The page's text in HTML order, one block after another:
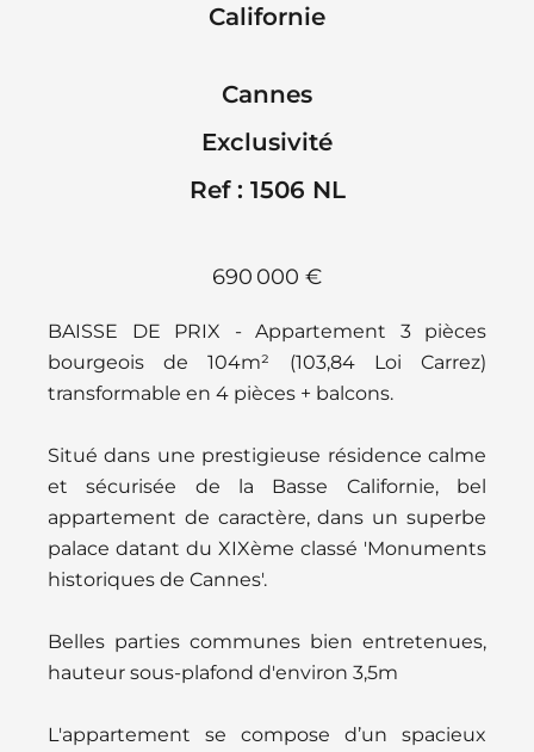
Californie
Cannes
Exclusivité
Ref : 1506 NL
690 000 €
BAISSE DE PRIX - Appartement 3 pièces
bourgeois de 104m² (103,84 Loi Carrez)
transformable en 4 pièces + balcons.
Situé dans une prestigieuse résidence calme
et sécurisée de la Basse Californie, bel
appartement de caractère, dans un superbe
palace datant du XIXème classé 'Monuments
historiques de Cannes'.
Belles parties communes bien entretenues,
hauteur sous-plafond d'environ 3,5m
L'appartement se compose d’un spacieux